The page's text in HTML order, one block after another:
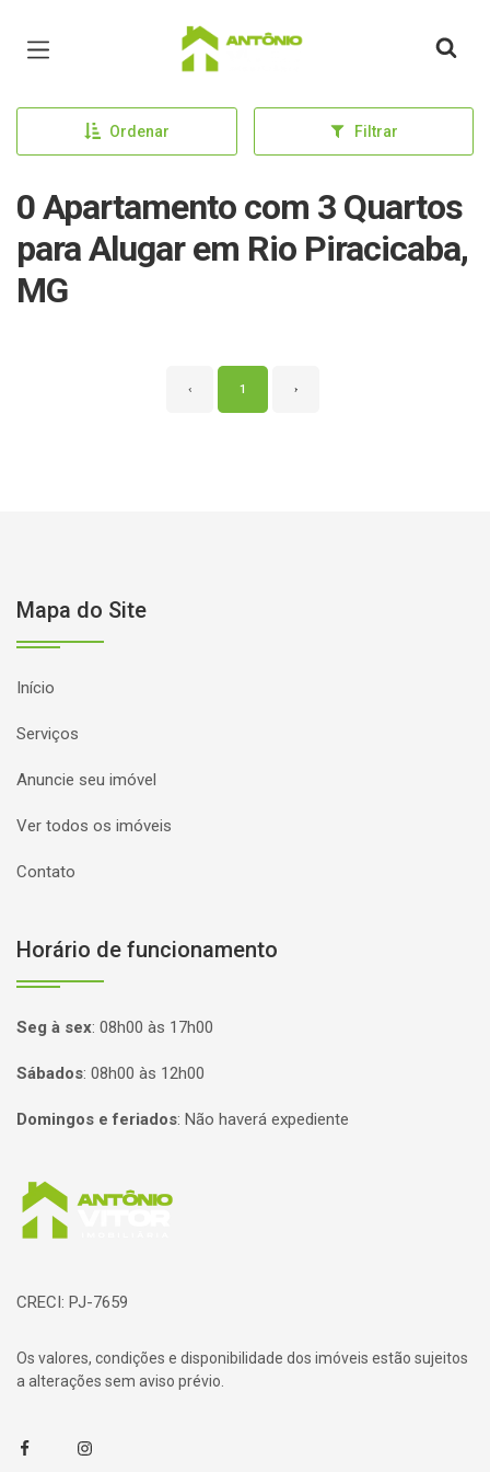
Página inicial
Ordenar Filtrar
0 Apartamento com 3 Quartos
para Alugar em Rio Piracicaba,
MG
‹ 1 ›
Mapa do Site
Início
Serviços
Anuncie seu imóvel
Ver todos os imóveis
Contato
Horário de funcionamento
Seg à sex: 08h00 às 17h00
Sábados: 08h00 às 12h00
Domingos e feriados: Não haverá expediente
Página inicial
CRECI: PJ-7659
Os valores, condições e disponibilidade dos imóveis estão sujeitos
a alterações sem aviso prévio.
FacebookInstagram